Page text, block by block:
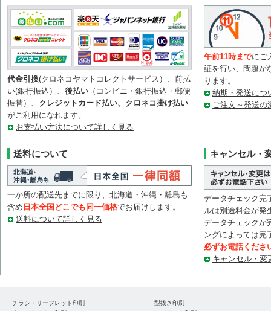
代金引換(クロネコヤマトコレクトサービス）、前払
い(銀行振込）、 後払い （コンビニ・銀行振込・郵便
振替）、 クレジットカード払い、クロネコ掛け払い
がご利用になれます。
お支払い方法について詳しく見る
送料について
一か所の配送先までに限り、北海道・沖縄・離島も
含め 日本全国どこでも同一価格でお届けします。
送料について詳しく見る
午前11時までにご
証を行い、問題が
ります。
納期・発送につ
ご注文～発送の
キャンセル・
データチェック完
ルは別途料金が発
データチェックが
ングによっては完
必ずお電話くださ
キャンセル・変
チラシ・リーフレット印刷
型抜き印刷